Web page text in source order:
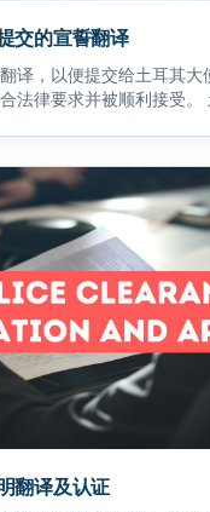
交的宣誓翻译
译，以便提交给土耳其大
法律要求并被顺利接受。
翻译及认证